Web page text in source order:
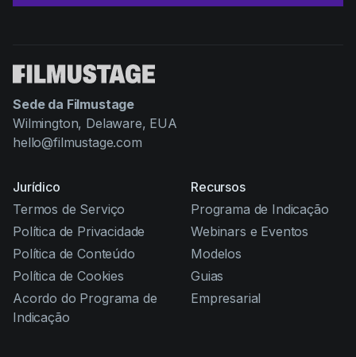
Sede da Filmustage
Wilmington, Delaware, EUA
hello@filmustage.com
Jurídico
Termos de Serviço
Política de Privacidade
Política de Conteúdo
Política de Cookies
Acordo do Programa de
Indicação
Recursos
Programa de Indicação
Webinars e Eventos
Modelos
Guias
Empresarial